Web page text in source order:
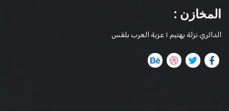
المخازن :
الدائري نزلة بهتيم ١ عزبة العرب بلقس